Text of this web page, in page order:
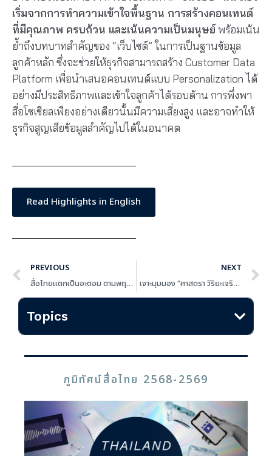
เริ่มจากการทำความเข้าใจพื้นฐาน การสร้างคอนเทนต์
ที่มีคุณภาพ ครบถ้วน และเน้นความเป็นมนุษย์ พร้อมเน้น
ย้ำถึงบทบาทสำคัญของ “เว็บไซต์” ในการเป็นฐานข้อมูล
ลูกค้าหลัก ซึ่งจะช่วยให้ธุรกิจสามารถสร้าง Customer Data
Platform เพื่อนำเสนอคอนเทนต์แบบ Personalization ได้
อย่างมีประสิทธิภาพและเข้าใจลูกค้าได้รอบด้าน การพึ่งพา
สื่อโซเชียลเพียงอย่างเดียวนั้นมีความเสี่ยงสูง และอาจทำให้
ธุรกิจสูญเสียข้อมูลสำคัญไปได้ในอนาคต
Read Highlights in English
PREVIOUS
สื่อไทยแตกเป็นอะตอม ตามพฤติกรรมผู้บริโภคที่เปลี่ยน! ปัฐวีร์ อภิวัชรเจริญสิน ผู้บริหาร We Are Social Thailand แนะแบรนด์ชนะใจผู้บริโภคแทนไล่ตามอัลกอริทึม
NEXT
เจาะมุมมอง “ศาสตรา วิริยะเจริญธรรม” Country MD ของ PlayPark กับโอกาสของแบรนด์ในตลาดเกมไทย
Topics
ภูมิทัศน์สื่อไทย 2568-2569